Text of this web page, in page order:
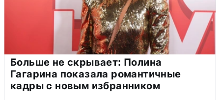
Больше не скрывает: Полина
Гагарина показала романтичные
кадры с новым избранником